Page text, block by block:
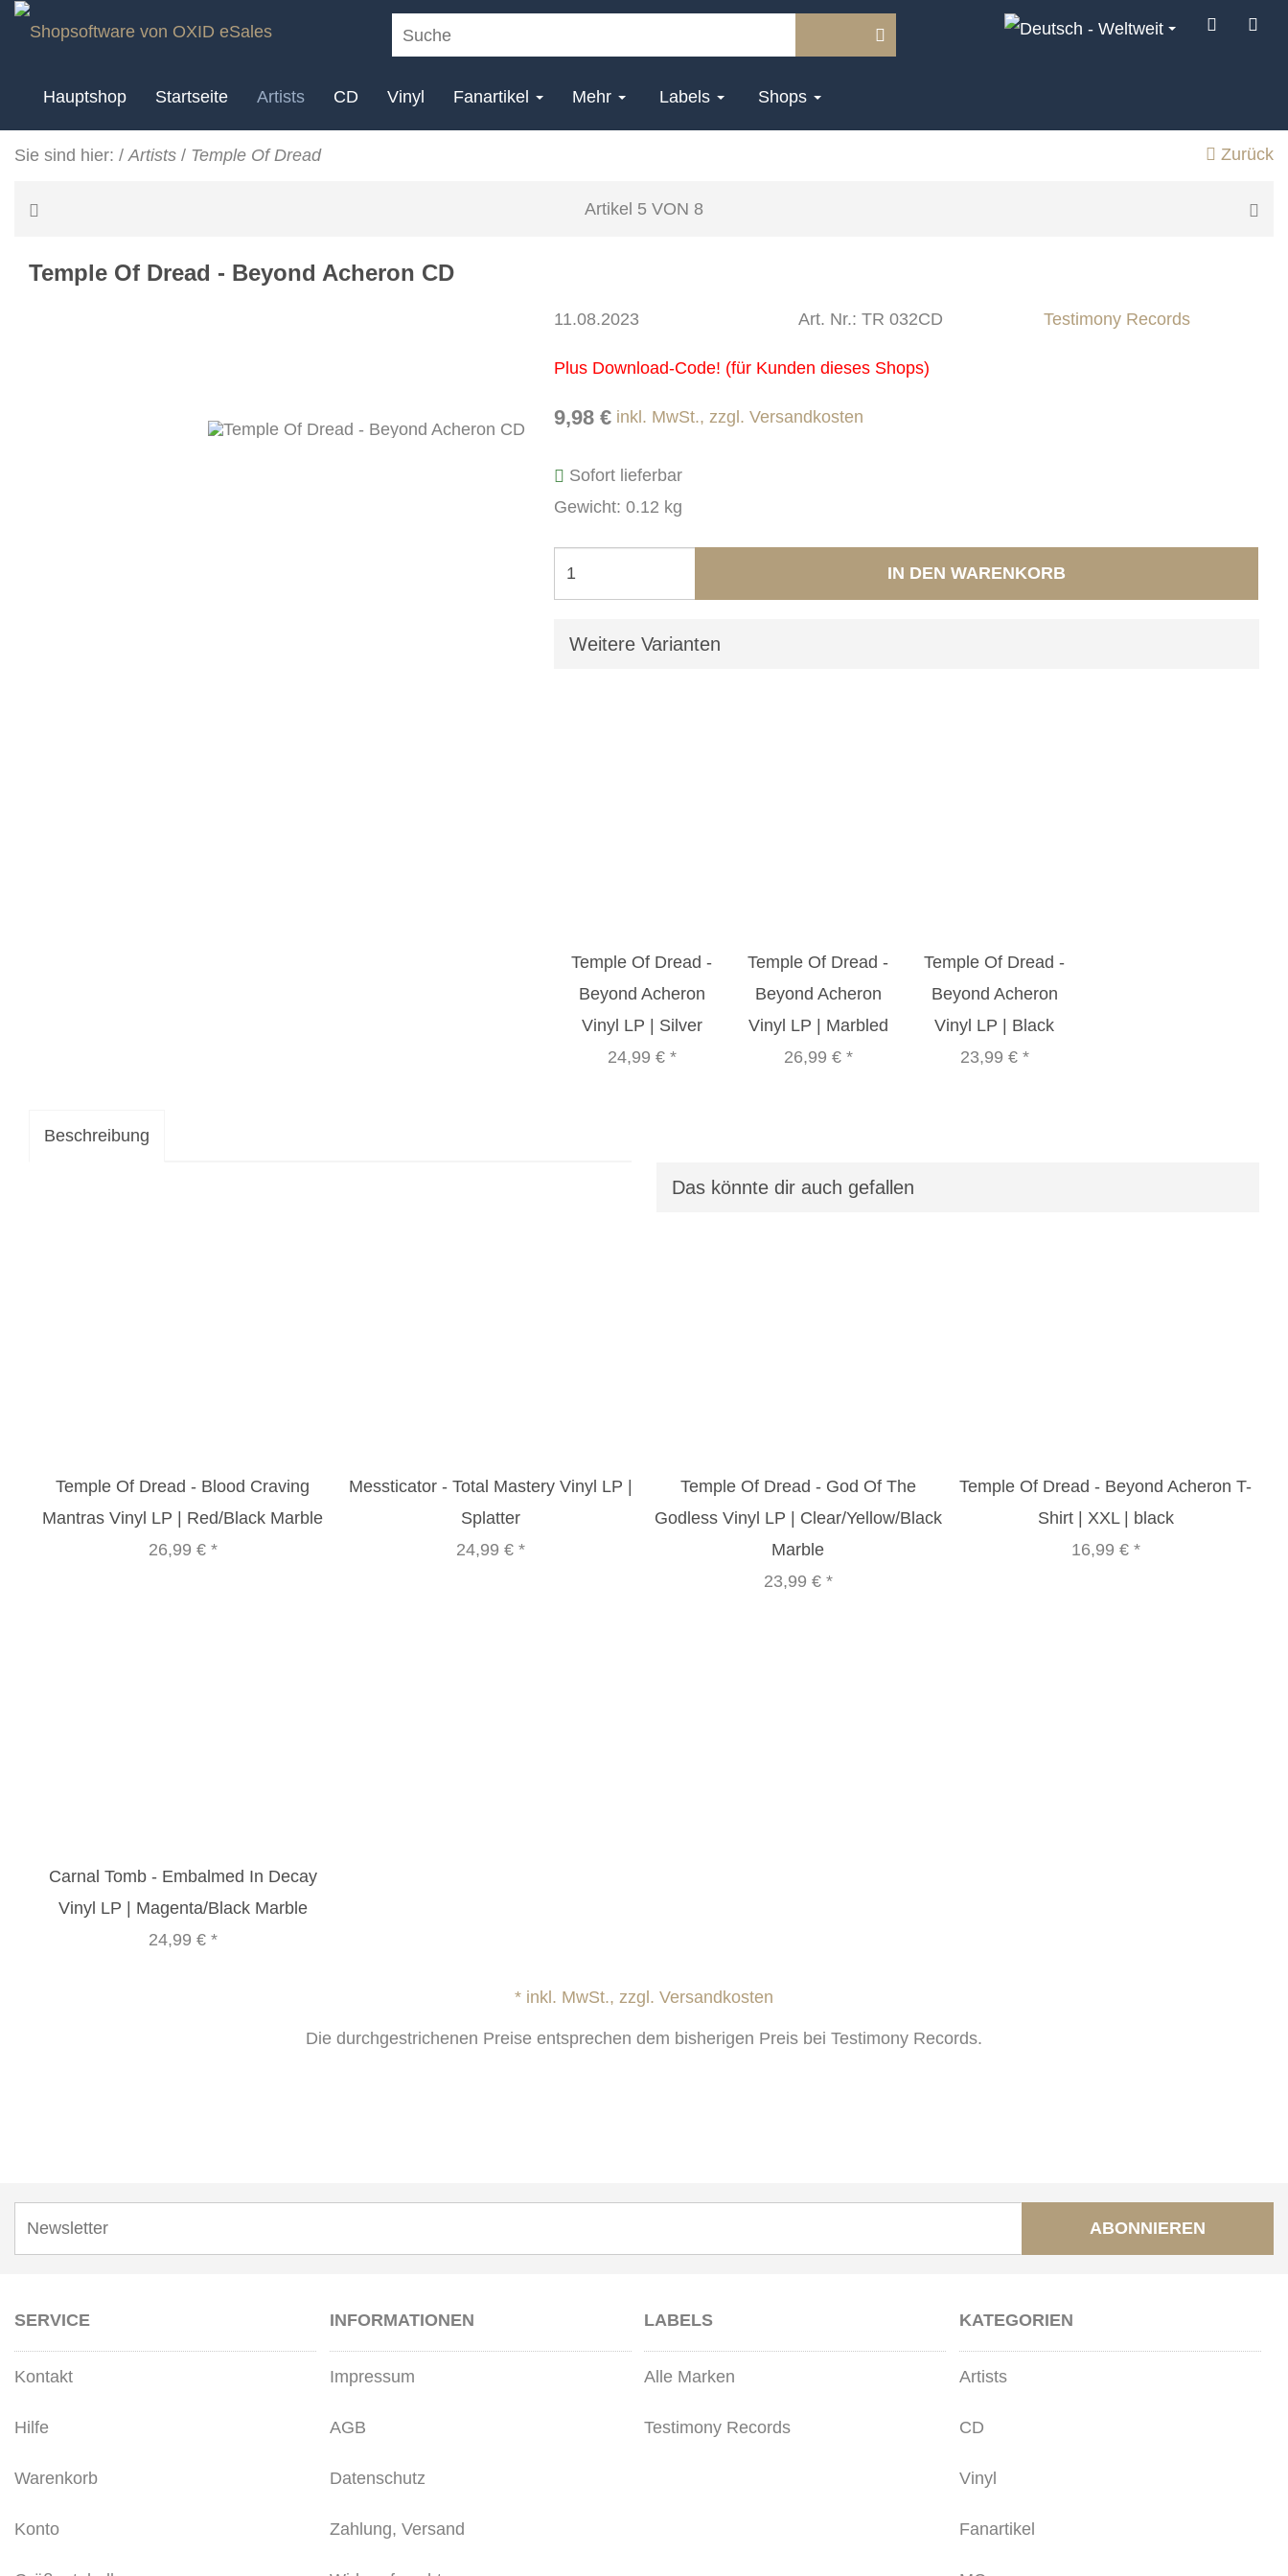
Hauptshop Startseite Artists CD Vinyl Fanartikel Mehr Labels Shops
Sie sind hier: / Artists / Temple Of Dread Zurück
Artikel 5 VON 8
Temple Of Dread - Beyond Acheron CD
11.08.2023 Art. Nr.: TR 032CD Testimony Records
Plus Download-Code! (für Kunden dieses Shops)
9,98 € inkl. MwSt., zzgl. Versandkosten
Sofort lieferbar
Gewicht: 0.12 kg
IN DEN WARENKORB
Weitere Varianten
Temple Of Dread -
Beyond Acheron
Vinyl LP | Silver
24,99 €*
Temple Of Dread -
Beyond Acheron
Vinyl LP | Marbled
26,99 €*
Temple Of Dread -
Beyond Acheron
Vinyl LP | Black
23,99 €*
Beschreibung
Das könnte dir auch gefallen
Temple Of Dread - Blood Craving
Mantras Vinyl LP | Red/Black Marble
26,99 €*
Messticator - Total Mastery Vinyl LP |
Splatter
24,99 €*
Temple Of Dread - God Of The
Godless Vinyl LP | Clear/Yellow/Black
Marble
23,99 €*
Temple Of Dread - Beyond Acheron T-
Shirt | XXL | black
16,99 €*
Carnal Tomb - Embalmed In Decay
Vinyl LP | Magenta/Black Marble
24,99 €*
* inkl. MwSt., zzgl. Versandkosten
Die durchgestrichenen Preise entsprechen dem bisherigen Preis bei Testimony Records.
ABONNIEREN
SERVICE
Kontakt
Hilfe
Warenkorb
Konto
INFORMATIONEN
Impressum
AGB
Datenschutz
Zahlung, Versand
LABELS
Alle Marken
Testimony Records
KATEGORIEN
Artists
CD
Vinyl
Fanartikel